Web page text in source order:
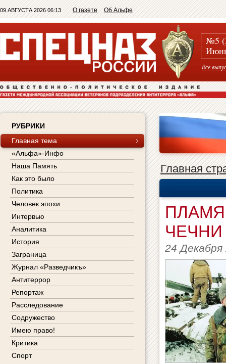
09 АВГУСТА 2026 06:13 О газете Об Альфе
№5
Все
РУБРИКИ
Главная тема
«Альфа»-Инфо
Наша Память
Как это было
Политика
Человек эпохи
Интервью
Аналитика
История
Заграница
Журнал «Разведчикъ»
Антитеррор
Репортаж
Расследование
Содружество
Имею право!
Критика
Спорт
Главная
ЧЕЧНИ
24 Декабря